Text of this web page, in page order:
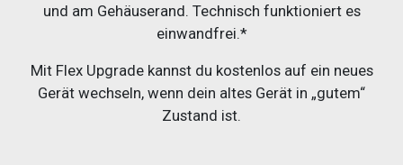
und am Gehäuserand. Technisch funktioniert es
einwandfrei.*
Mit Flex Upgrade kannst du kostenlos auf ein neues
Gerät wechseln, wenn dein altes Gerät in „gutem“
Zustand ist.